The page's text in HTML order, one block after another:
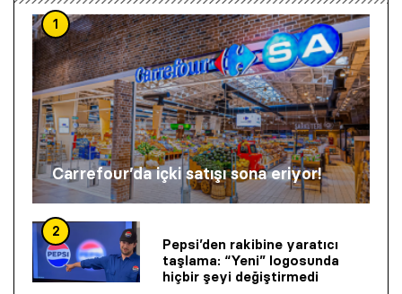
1
Carrefour’da içki satışı sona eriyor!
2
Pepsi’den rakibine yaratıcı
taşlama: “Yeni” logosunda
hiçbir şeyi değiştirmedi